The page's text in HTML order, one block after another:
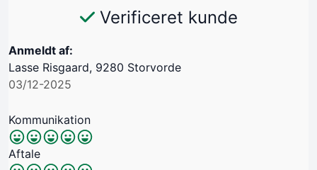
Verificeret kunde
Anmeldt af:
Lasse Risgaard, 9280 Storvorde
03/12-2025
Kommunikation
Aftale